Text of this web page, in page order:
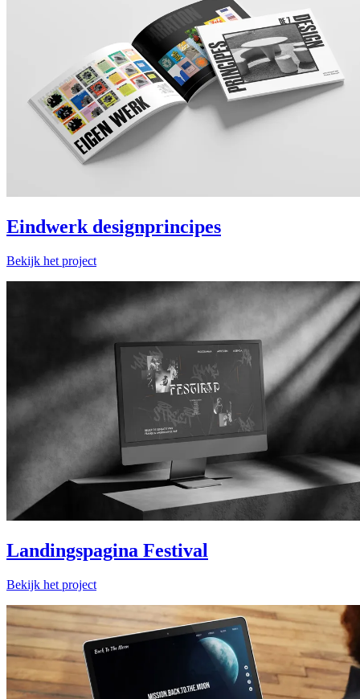
Eindwerk designprincipes
Bekijk het project
Landingspagina Festival
Bekijk het project